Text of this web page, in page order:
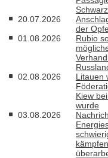
20.07.2026
der
01.08.2026
Rubio
02.08.2026
Litauen
Kiew
wurde
03.08.2026